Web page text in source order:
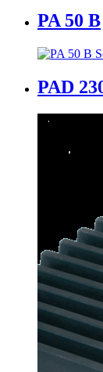
PA 50 B
PAD